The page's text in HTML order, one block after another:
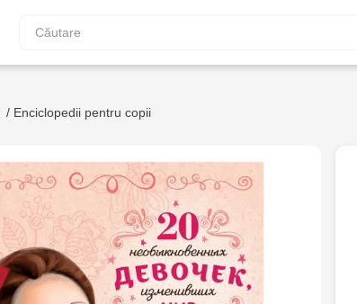
/ Enciclopedii pentru copii